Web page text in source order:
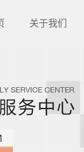
关于我们